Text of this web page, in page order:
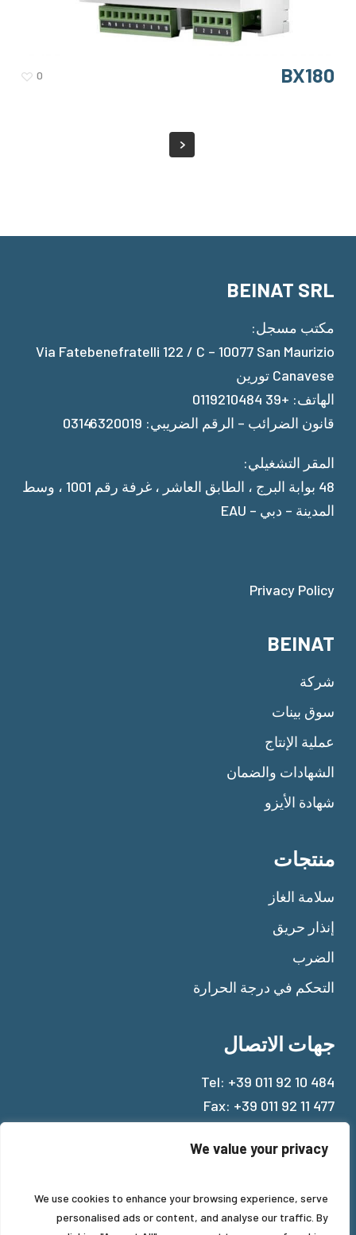
We value your privacy
We use cookies to enhance your browsing experience, serve
personalised ads or content, and analyse our traffic. By
BX180
0
BEINAT SRL
مكتب مسجل:
Via Fatebenefratelli 122 / C – 10077 San Maurizio
Canavese تورين
الهاتف: +39 0119210484
قانون الضرائب – الرقم الضريبي: 03146320019
المقر التشغيلي:
48 بوابة البرج ، الطابق العاشر ، غرفة رقم 1001 ، وسط
المدينة – دبي – EAU
Privacy Policy
BEINAT
شركة
سوق بينات
عملية الإنتاج
الشهادات والضمان
شهادة الأيزو
منتجات
سلامة الغاز
إنذار حريق
الضرب
التحكم في درجة الحرارة
جهات الاتصال
Tel: +39 011 92 10 484
Fax: +39 011 92 11 477